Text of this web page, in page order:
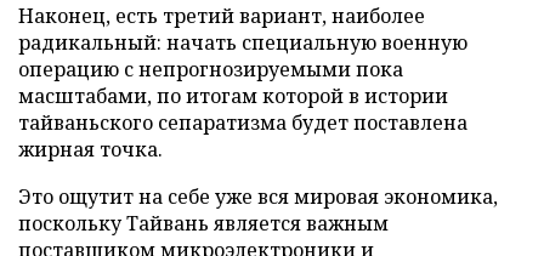
Наконец, есть третий вариант, наиболее
радикальный: начать специальную военную
операцию с непрогнозируемыми пока
масштабами, по итогам которой в истории
тайваньского сепаратизма будет поставлена
жирная точка.
Это ощутит на себе уже вся мировая экономика,
поскольку Тайвань является важным
поставщиком микроэлектроники и